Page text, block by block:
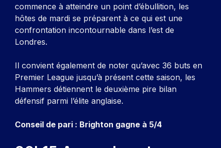
commence à atteindre un point d’ébullition, les
hôtes de mardi se préparent à ce qui est une
confrontation incontournable dans l’est de
Londres.
Il convient également de noter qu’avec 36 buts en
Premier League jusqu’à présent cette saison, les
Hammers détiennent le deuxième pire bilan
défensif parmi l’élite anglaise.
Conseil de pari : Brighton gagne à 5/4